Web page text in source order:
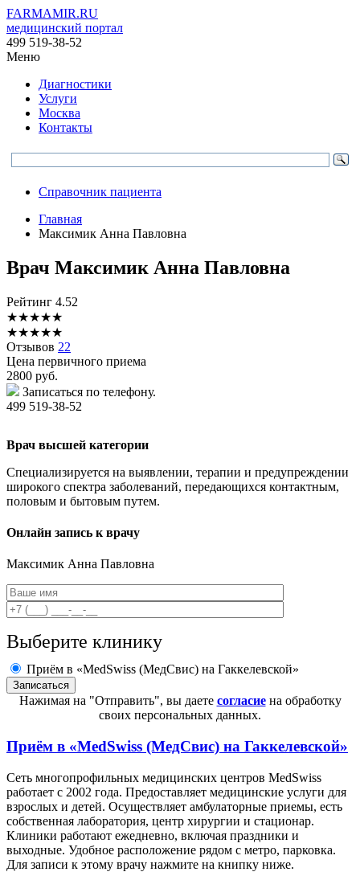
FARMAMIR.RU
медицинский портал
499 519-38-52
Меню
Диагностики
Услуги
Москва
Контакты
Справочник пациента
Главная
Максимик Анна Павловна
Врач Максимик Анна Павловна
Рейтинг 4.52
★★★★★
★★★★★
Отзывов 22
Цена первичного приема
2800 руб.
Записаться по телефону.
499 519-38-52
Врач высшей категории
Специализируется на выявлении, терапии и предупреждении
широкого спектра заболеваний, передающихся контактным,
половым и бытовым путем.
Онлайн запись к врачу
Максимик Анна Павловна
Выберите клинику
Приём в «MedSwiss (МедСвис) на Гаккелевской»
Нажимая на "Отправить", вы даете согласиена обработку
своих персональных данных.
Приём в «MedSwiss (МедСвис) на Гаккелевской»
Сеть многопрофильных медицинских центров MedSwiss
работает с 2002 года. Предоставляет медицинские услуги для
взрослых и детей. Осуществляет амбулаторные приемы, есть
собственная лаборатория, центр хирургии и стационар.
Клиники работают ежедневно, включая праздники и
выходные. Удобное расположение рядом с метро, парковка.
Для записи к этому врачу нажмите на книпку ниже.